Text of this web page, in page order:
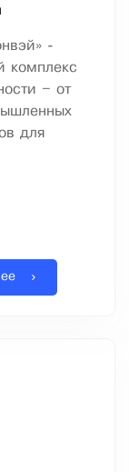
-
комплекс
– от
для